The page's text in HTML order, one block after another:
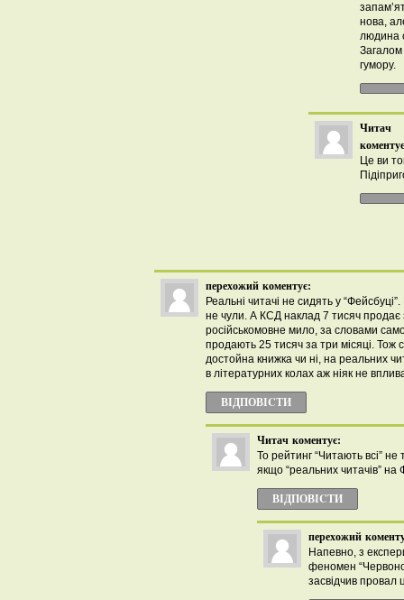
нова,
людина
гумору.
Читач
Це ви
перехожий коментує:
Реальні читачі не сидять у
не чули. А КСД наклад 7 тисяч продає
російськомовне мило, за словами
продають 25 тисяч за три місяці. Тож
достойна книжка чи ні, на реальних
в літературних колах аж ніяк не
ВІДПОВІCТИ
Читач коментує:
То рейтинг “Читають всі”
якщо “реальних читачів” на
ВІДПОВІCТИ
перехожий
Напевно, з
феномен
засвідчив провал